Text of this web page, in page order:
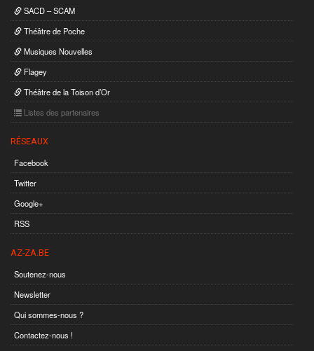
SACD – SCAM
Théâtre de Poche
Musiques Nouvelles
Flagey
Théâtre de la Toison d’Or
Listes des partenaires
RÉSEAUX
Facebook
Twitter
Google+
RSS
AZ-ZA.BE
Soutenez-nous
Newsletter
Qui sommes-nous ?
Contactez-nous !